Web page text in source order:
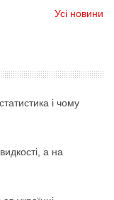
Усі новини
і чому
а на